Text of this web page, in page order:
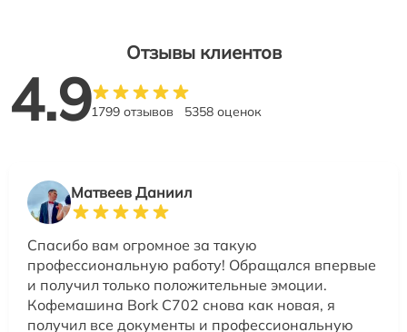
Отзывы клиентов
4.91799 отзывов 5358 оценок
Матвеев Даниил
Спасибо вам огромное за такую
профессиональную работу! Обращался впервые
и получил только положительные эмоции.
Кофемашина Bork C702 снова как новая, я
получил все документы и профессиональную